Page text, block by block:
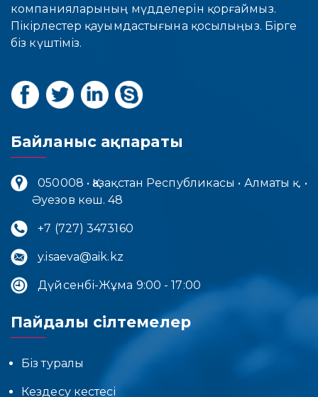
компанияларының мүдделерін қорғаймыз.
Пікірлестер қауымдастығына қосылыңыз. Бірге
біз күштіміз.
Байланыс ақпараты
050008 • Қазақстан Республикасы • Алматы қ. •
Әуезов көш. 48
+7 (727) 3473160
y.isaeva@aik.kz
Дүйсенбі-Жұма 9:00 - 17:00
Пайдалы сілтемелер
Біз туралы
Кездесу кестесі